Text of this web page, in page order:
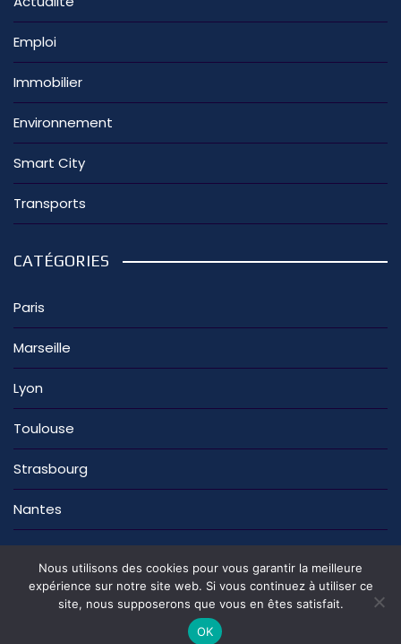
Emploi
Immobilier
Environnement
Smart City
Transports
CATÉGORIES
Paris
Marseille
Lyon
Toulouse
Strasbourg
Nantes
La rédaction Nous contacter
Mentions légales
Politique de confidentialité
Nous utilisons des cookies pour vous garantir la meilleure
expérience sur notre site web. Si vous continuez à utiliser ce
site, nous supposerons que vous en êtes satisfait.
OK